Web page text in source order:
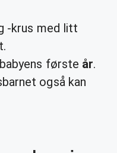
-krus med litt
første år.
også kan